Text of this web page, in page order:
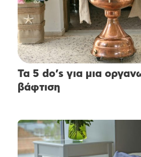
Τα 5 do’s για μια
βάφτιση